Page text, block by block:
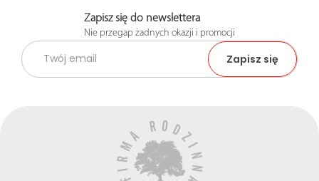
Zapisz się do newslettera
Nie przegap żadnych okazji i promocji